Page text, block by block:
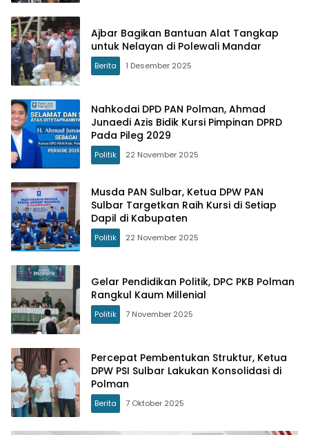
Ajbar Bagikan Bantuan Alat Tangkap
untuk Nelayan di Polewali Mandar
Berita 1 Desember 2025
Nahkodai DPD PAN Polman, Ahmad
Junaedi Azis Bidik Kursi Pimpinan DPRD
Pada Pileg 2029
Politik 22 November 2025
Musda PAN Sulbar, Ketua DPW PAN
Sulbar Targetkan Raih Kursi di Setiap
Dapil di Kabupaten
Politik 22 November 2025
Gelar Pendidikan Politik, DPC PKB Polman
Rangkul Kaum Millenial
Politik 7 November 2025
Percepat Pembentukan Struktur, Ketua
DPW PSI Sulbar Lakukan Konsolidasi di
Polman
Berita 7 Oktober 2025